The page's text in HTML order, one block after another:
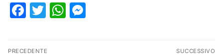
Facebook
TwitterWhatsApp
PRECEDENTE SUCCESSIVO